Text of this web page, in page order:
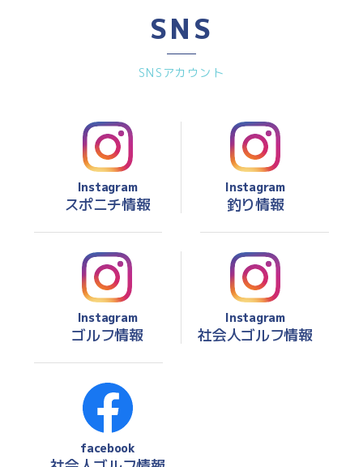
SNS
SNSアカウント
Instagram
スポニチ情報
Instagram
釣り情報
Instagram
ゴルフ情報
Instagram
社会人ゴルフ情報
facebook